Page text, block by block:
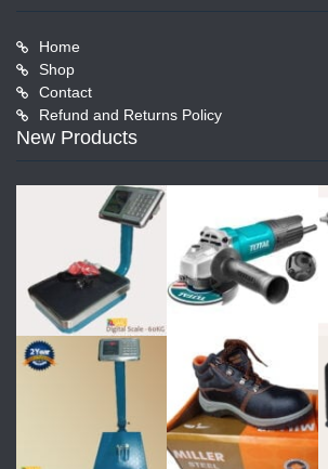
Home
Shop
Contact
Refund and Returns Policy
New Products